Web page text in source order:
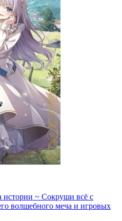
истории ~ Сокруши всё с
волшебного меча и игровых